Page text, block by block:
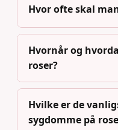
Hvor ofte skal
Hvornår og
roser?
Hvilke er de
sygdomme på